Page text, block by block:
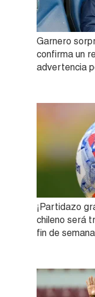
Garnero
confirma un
advertencia
¡Partidazo
chileno será
fin de